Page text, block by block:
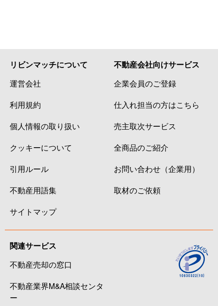
リビンマッチについて
運営会社
利用規約
個人情報の取り扱い
クッキーについて
引用ルール
不動産用語集
サイトマップ
不動産会社向けサービス
企業会員のご登録
仕入れ担当の方はこちら
売主取次サービス
全商品のご紹介
お問い合わせ（企業用）
取材のご依頼
関連サービス
不動産売却の窓口
不動産業界M&A相談センタ
ー